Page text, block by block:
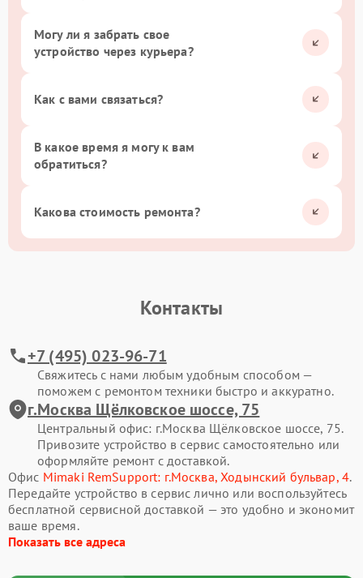
Могу ли я забрать свое
устройство через курьера?
Как с вами связаться?
В какое время я могу к вам
обратиться?
Какова стоимость ремонта?
Контакты
+7 (495) 023-96-71
Свяжитесь с нами любым удобным способом —
поможем с ремонтом техники быстро и аккуратно.
г.Москва Щёлковское шоссе, 75
Центральный офис: г.Москва Щёлковское шоссе, 75.
Привозите устройство в сервис самостоятельно или
оформляйте ремонт с доставкой.
Офис Mimaki RemSupport: г.Москва, Ходынский бульвар, 4.
Передайте устройство в сервис лично или воспользуйтесь
бесплатной сервисной доставкой — это удобно и экономит
ваше время.
Показать все адреса